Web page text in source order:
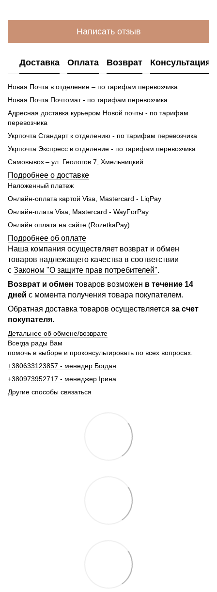
Написать отзыв
Доставка Оплата Возврат Консультация
Новая Почта в отделение – по тарифам перевозчика
Новая Почта Почтомат - по тарифам перевозчика
Адресная доставка курьером Новой почты - по тарифам
перевозчика
Укрпочта Стандарт к отделению - по тарифам перевозчика
Укрпочта Экспресс в отделение - по тарифам перевозчика
Самовывоз – ул. Геологов 7, Хмельницкий
Подробнее о доставке
Наложенный платеж
Онлайн-оплата картой Visa, Mastercard - LiqPay
Онлайн-плата Visa, Mastercard - WayForPay
Онлайн оплата на сайте (RozetkaPay)
Подробнее об оплате
Наша компания осуществляет возврат и обмен
товаров надлежащего качества в соответствии
с Законом "О защите прав потребителей".
Возврат и обмен товаров возможен в течение 14
дней с момента получения товара покупателем.
Обратная доставка товаров осуществляется за счет
покупателя.
Детальнее об обмене/возврате
Всегда рады Вам
помочь в выборе и проконсультировать по всех вопросах.
+380633123857 - менедер Богдан
+380973952717 - менеджер Ірина
Другие способы связаться